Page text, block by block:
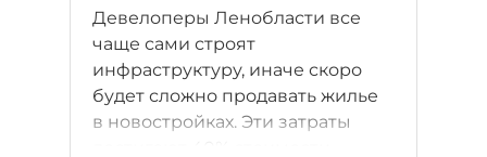
Девелоперы Ленобласти все
чаще сами строят
инфраструктуру, иначе скоро
будет сложно продавать жилье
в новостройках. Эти затраты